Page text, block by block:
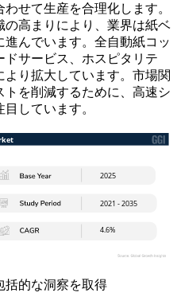
せて生産を合理化します。
高まりにより、業界は紙ベ
んでいます。全自動紙コッ
サービス、ホスピタリテ
り拡大しています。市場関
を削減するために、高速シ
しています。
括的な洞察を取得